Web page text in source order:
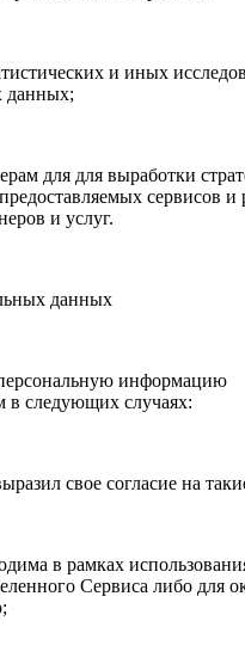
и иных
данных;
для для выработки
сервисов и
и услуг.
данных
информацию
в следующих случаях:
свое согласие на
в рамках
Сервиса либо для